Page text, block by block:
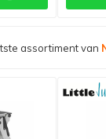
assortiment van